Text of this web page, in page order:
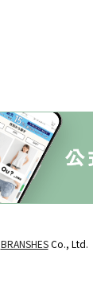
BRANSHESCo., Ltd.